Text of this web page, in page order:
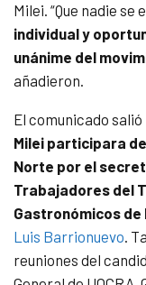
Milei. “Que nadie se
individual y
unánime del
añadieron.
El comunicado salió
Milei participara
Norte por el
Trabajadores del
Gastronómicos de
Luis Barrionuevo.
reuniones del